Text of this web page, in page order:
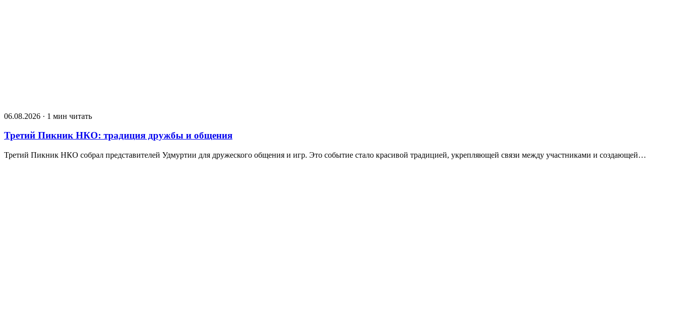
06.08.2026 · 1 мин читать
Третий Пикник НКО: традиция дружбы и общения
Третий Пикник НКО собрал представителей Удмуртии для дружеского общения и игр. Это событие стало красивой традицией, укрепляющей связи между участниками и создающей…